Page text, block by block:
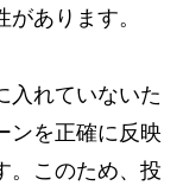
あります。
入れていないた
ンを正確に反映
。このため、投